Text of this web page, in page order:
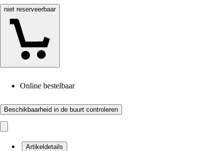
niet reserveerbaar
Online bestelbaar
Beschikbaarheid in de buurt controleren
Artikeldetails